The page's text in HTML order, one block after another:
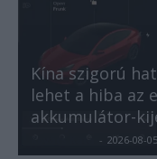
Kína szigorú
lehet a hiba az
akkumulátor-
- 2026-08-05